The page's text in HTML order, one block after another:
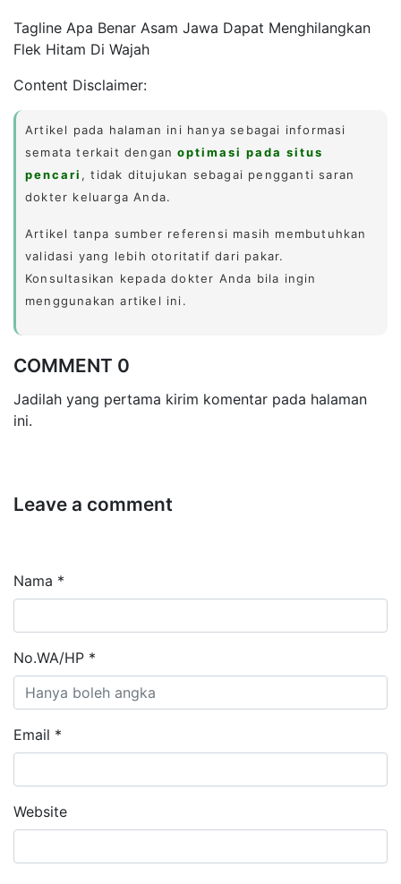
Tagline Apa Benar Asam Jawa Dapat Menghilangkan
Flek Hitam Di Wajah
Content Disclaimer:
Artikel pada halaman ini hanya sebagai informasi
semata terkait denganoptimasi pada situs
pencari , tidak ditujukan sebagai pengganti saran
dokter keluarga Anda.
Artikel tanpa sumber referensi masih membutuhkan
validasi yang lebih otoritatif dari pakar.
Konsultasikan kepada dokter Anda bila ingin
menggunakan artikel ini.
COMMENT 0
Jadilah yang pertama kirim komentar pada halaman
ini.
Leave a comment
Nama *
No.WA/HP *
Email *
Website